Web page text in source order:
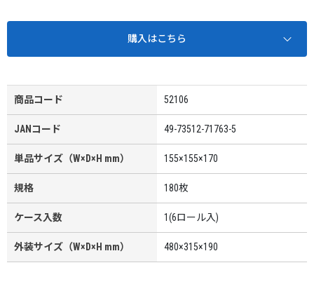
購入はこちら
商品コード 52106
JANコード 49-73512-71763-5
単品サイズ（W×D×H mm） 155×155×170
規格 180枚
ケース入数 1(6ロール入)
外装サイズ（W×D×H mm） 480×315×190